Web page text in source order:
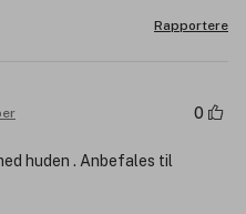
Rapportere
0
huden . Anbefales til